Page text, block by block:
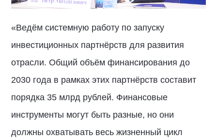
«Ведём системную работу по запуску
инвестиционных партнёрств для развития
отрасли. Общий объём финансирования до
2030 года в рамках этих партнёрств составит
порядка 35 млрд рублей. Финансовые
инструменты могут быть разные, но они
должны охватывать весь жизненный цикл